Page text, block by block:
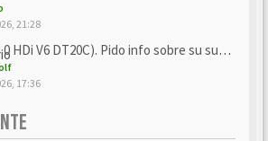
21:28
HDi V6 DT20C). Pido info sobre su sustitución
17:36